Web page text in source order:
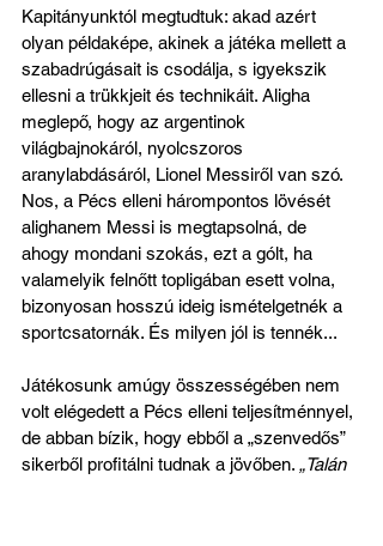
Kapitányunktól megtudtuk: akad azért
olyan példaképe, akinek a játéka mellett a
szabadrúgásait is csodálja, s igyekszik
ellesni a trükkjeit és technikáit. Aligha
meglepő, hogy az argentinok
világbajnokáról, nyolcszoros
aranylabdásáról, Lionel Messiről van szó.
Nos, a Pécs elleni hárompontos lövését
alighanem Messi is megtapsolná, de
ahogy mondani szokás, ezt a gólt, ha
valamelyik felnőtt topligában esett volna,
bizonyosan hosszú ideig ismételgetnék a
sportcsatornák. És milyen jól is tennék...
Játékosunk amúgy összességében nem
volt elégedett a Pécs elleni teljesítménnyel,
de abban bízik, hogy ebből a „szenvedős”
sikerből profitálni tudnak a jövőben. „Talán